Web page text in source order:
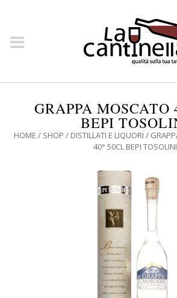
GRAPPA MOSCATO
BEPI
HOME / SHOP / DISTILLATI E LIQUORI /
40° 50CL BEPI TOSOLINI